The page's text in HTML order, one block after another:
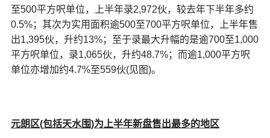
至500平方呎单位，上半年录2,972伙，较去年下半年多约
0.5%；其次为实用面积逾500至700平方呎单位，上半年售
出1,395伙，升约13%；至于录最大升幅的是逾700至1,000
平方呎单位，录1,065伙，升约48.7%；而逾1,000平方呎
单位亦增加约4.7%至559伙(见图)。
元朗区(包括天水围)为上半年新盘售出最多的地区